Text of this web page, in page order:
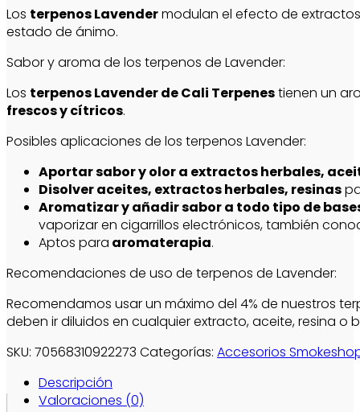
Los terpenos Lavendermodulan el efecto de
estado de ánimo.
Sabor y aroma de los terpenos de Lavender:
Los terpenos Lavender de Cali Terpenestienen un
frescos y cítricos.
Posibles aplicaciones de los terpenos Lavender:
Aportar sabor y olor a extractos herbales,
Disolver aceites, extractos herbales, resinas
Aromatizar y añadir sabor a todo tipo de
vaporizar en cigarrillos electrónicos, también
Aptos para aromaterapia.
Recomendaciones de uso de terpenos de Lavender:
Recomendamos usar un máximo del 4% de nuestros
deben ir diluidos en cualquier extracto, aceite, resina o
SKU: 70568310922273 Categorías: Accesorios
Descripción
Valoraciones (0)